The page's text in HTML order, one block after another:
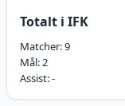
Totalt i IFK
Matcher:9
Mål:2
Assist:-